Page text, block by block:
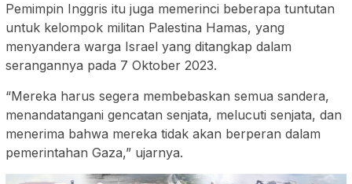
Pemimpin Inggris itu juga memerinci beberapa tuntutan
untuk kelompok militan Palestina Hamas, yang
menyandera warga Israel yang ditangkap dalam
serangannya pada 7 Oktober 2023.
“Mereka harus segera membebaskan semua sandera,
menandatangani gencatan senjata, melucuti senjata, dan
menerima bahwa mereka tidak akan berperan dalam
pemerintahan Gaza,” ujarnya.